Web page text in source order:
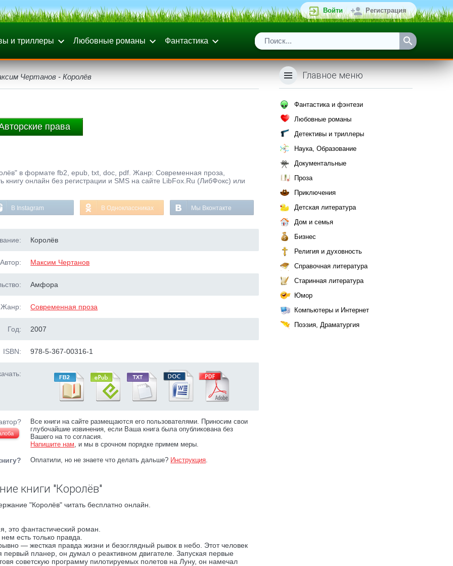
Войти Регистрация
и триллеры Любовные романы Фантастика
Чертанов - Королёв
права
в формате fb2, epub, txt, doc, pdf. Жанр: Современная проза,
онлайн без регистрации и SMS на сайте LibFox.Ru (ЛибФокс) или
В Instagram В Одноклассниках Мы Вконтакте
Королёв
Автор: Максим Чертанов
Амфора
Жанр: Современная проза
Год: 2007
ISBN: 978-5-367-00316-1
Все книги на сайте размещаются его пользователями. Приносим свои
глубочайшие извинения, если Ваша книга была опубликована без
Вашего на то согласия.
Напишите нам, и мы в срочном порядке примем меры.
Оплатили, но не знаете что делать дальше? Инструкция.
книги "Королёв"
"Королёв" читать бесплатно онлайн.
это фантастический роман.
есть только правда.
— жесткая правда жизни и безоглядный рывок в небо. Этот человек
планер, он думал о реактивном двигателе. Запуская первые
советскую программу пилотируемых полетов на Луну, он намечал
Главное меню
Фантастика и фэнтези
Любовные романы
Детективы и триллеры
Наука, Образование
Документальные
Проза
Приключения
Детская литература
Дом и семья
Бизнес
Религия и духовность
Справочная литература
Старинная литература
Юмор
Компьютеры и Интернет
Поэзия, Драматургия